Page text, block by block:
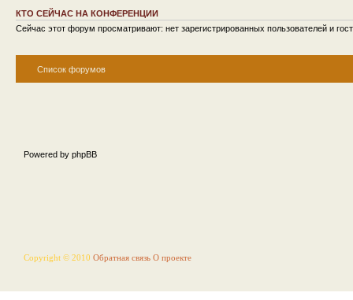
КТО СЕЙЧАС НА КОНФЕРЕНЦИИ
Сейчас этот форум просматривают: нет зарегистрированных пользователей и
Список форумов
Powered by phpBB
Copyright © 2010 Обратная связь О проекте